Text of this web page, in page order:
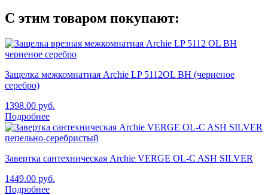
С этим товаром покупают:
Защелка межкомнатная Archie LP 5112OL BH (черненое
серебро)
1398.00 руб.
Подробнее
Завертка сантехническая Archie VERGE OL-C ASH SILVER
1449.00 руб.
Подробнее